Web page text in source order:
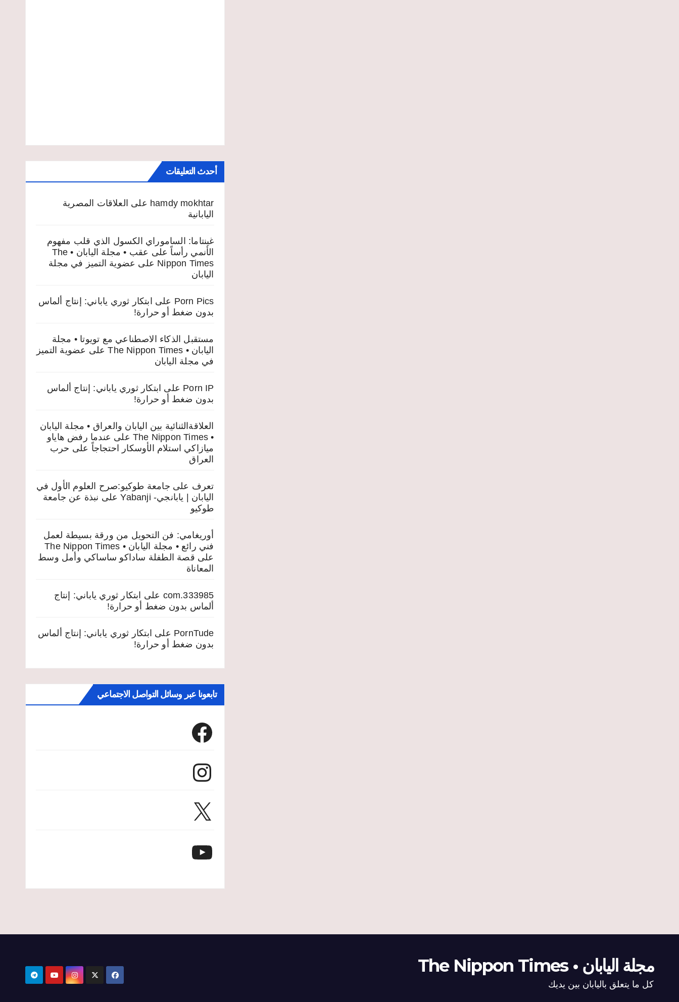
أحدث التعليقات
hamdy mokhtar على العلاقات المصرية
اليابانية
غينتاما: الساموراي الكسول الذي قلب مفهوم
الأنمي رأساً على عقب • مجلة اليابان • The
Nippon Times على عضوية التميز في مجلة
اليابان
Porn Pics على
ابتكار ثوري ياباني: إنتاج ألماس
بدون ضغط أو حرارة!
مستقبل الذكاء الاصطناعي مع تويوتا • مجلة
اليابان • The Nippon Times
على عضوية التميز
في مجلة اليابان
Porn IP على ابتكار ثوري ياباني: إنتاج ألماس
بدون ضغط أو حرارة!
العلاقةالثنائية بين اليابان والعراق • مجلة اليابان
• The Nippon Times
على عندما رفض هاياو
ميازاكي استلام الأوسكار احتجاجاً على حرب
العراق
تعرف على جامعة طوكيو:صرح العلوم الأول في
اليابان | يابانجي- Yabanji
على نبذة عن جامعة
طوكيو
أوريغامي: فن التحويل من ورقة بسيطة لعمل
فني رائع • مجلة اليابان • The Nippon Times
على قصة الطفلة ساداكو ساساكي وأمل وسط
المعاناة
333985.com على
ابتكار ثوري ياباني: إنتاج
ألماس بدون ضغط أو حرارة!
PornTude على ابتكار ثوري ياباني: إنتاج ألماس
بدون ضغط أو حرارة!
تابعونا عبر وسائل التواصل الاجتماعي
Facebook
Instagram
X
YouTube
مجلة اليابان • The Nippon Times
كل ما يتعلق باليابان بين يديك